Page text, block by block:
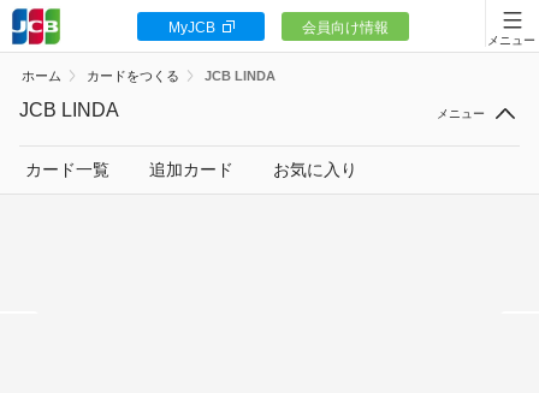
カードをつくる
JCBカードの魅力
入会キャンペーン
会員向け情報
MyJCB
ホーム カードをつくる JCB LINDA
JCB LINDA
カード一覧 追加カード お気に入り